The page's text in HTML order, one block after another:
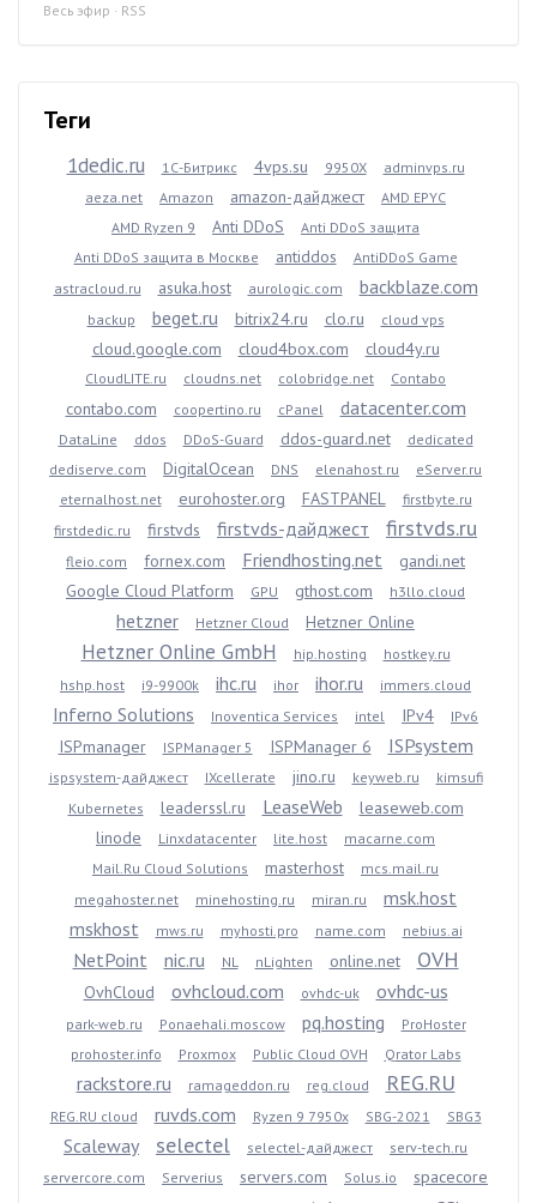
Весь эфир · RSS
Теги
1dedic.ru 1С-Битрикс 4vps.su 9950X
adminvps.ru
aeza.net
Amazon amazon-дайджест
AMD EPYC
AMD Ryzen 9
Anti DDoS
Anti DDoS защита
Anti DDoS защита в Москве
antiddos
AntiDDoS Game
astracloud.ru
asuka.host aurologic.com backblaze.com
backup beget.ru bitrix24.ru clo.ru cloud vps
cloud.google.com cloud4box.com cloud4y.ru
CloudLITE.ru cloudns.net colobridge.net Contabo
contabo.com coopertino.ru cPanel datacenter.com
DataLine ddos DDoS-Guard ddos-guard.net
dedicated
dediserve.com
DigitalOcean DNS elenahost.ru
eServer.ru
eternalhost.net
eurohoster.org FASTPANEL
firstbyte.ru
firstdedic.ru
firstvds firstvds-дайджест firstvds.ru
fleio.com fornex.com Friendhosting.net
gandi.net
Google Cloud Platform
GPU gthost.com h3llo.cloud
hetzner Hetzner Cloud Hetzner Online
Hetzner Online GmbH hip.hosting
hostkey.ru
hshp.host
i9-9900k ihc.ru ihor ihor.ru immers.cloud
Inferno Solutions Inoventica Services intel IPv4 IPv6
ISPmanager ISPManager 5 ISPManager 6 ISPsystem
ispsystem-дайджест IXcellerate jino.ru keyweb.ru
kimsufi
Kubernetes
leaderssl.ru LeaseWeb
leaseweb.com
linode
Linxdatacenter lite.host
macarne.com
Mail.Ru Cloud Solutions
masterhost
mcs.mail.ru
megahoster.net
minehosting.ru miran.ru
msk.host
mskhost
mws.ru myhosti.pro name.com nebius.ai
NetPoint nic.ru NL nLighten online.net OVH
OvhCloud ovhcloud.com ovhdc-uk ovhdc-us
park-web.ru Ponaehali.moscow pq.hosting
ProHoster
prohoster.info
Proxmox Public Cloud OVH Qrator Labs
rackstore.ru ramageddon.ru reg.cloud REG.RU
REG.RU cloud ruvds.com Ryzen 9 7950x SBG-2021 SBG3
Scaleway selectel selectel-дайджест
serv-tech.ru
servercore.com
Serverius servers.com Solus.io spacecore